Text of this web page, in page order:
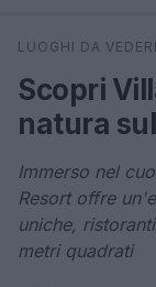
Cerca
LUOGHI DA
Scopri
natura
Immerso nel
Resort offre
uniche,
metri quadrati